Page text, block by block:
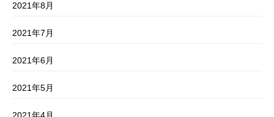
2021年8月
2021年7月
2021年6月
2021年5月